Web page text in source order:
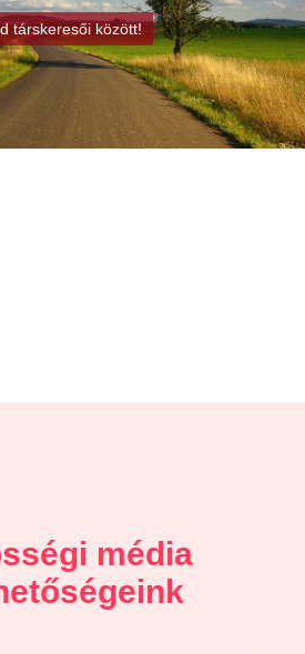
társkeresői között!
média